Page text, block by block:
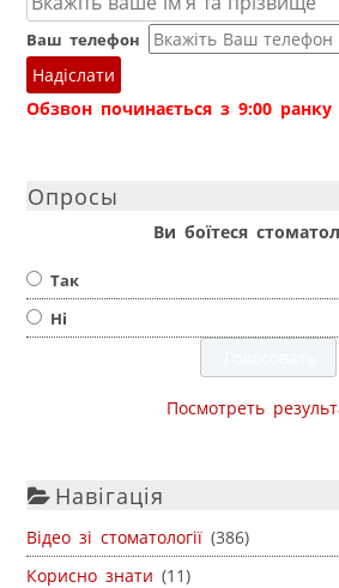
Ваш телефон
Надіслати
Обзвон починається з 9:00 ранку
Опросы
Ви боїтеся
Так
Ні
Посмотреть
Навігація
Відео зі стоматології (386)
Корисно знати (11)